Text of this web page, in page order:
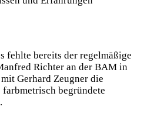
fehlte bereits der regelmäßige
Richter an der BAM in
Gerhard Zeugner die
begründete